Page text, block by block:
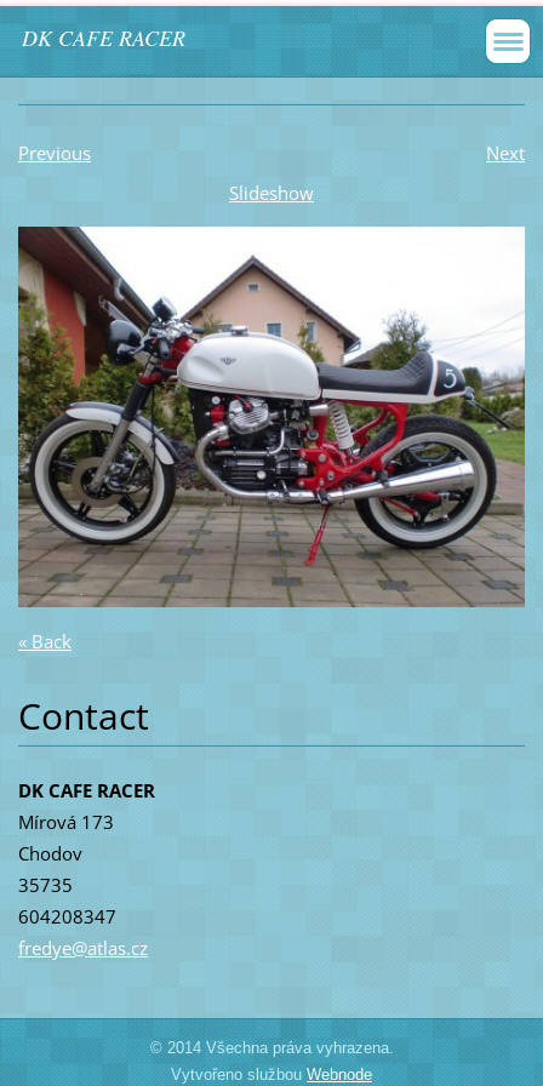
DK CAFE RACER
Previous
Next
Slideshow
« Back
Contact
DK CAFE RACER
Mírová 173
Chodov
35735
604208347
fredye@atlas.cz
© 2014 Všechna práva vyhrazena.
Vytvořeno službou Webnode